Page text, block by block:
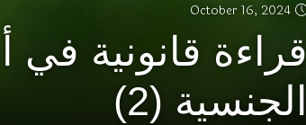
October 16, 2024
قراءة قانونية في
الجنسية (2)